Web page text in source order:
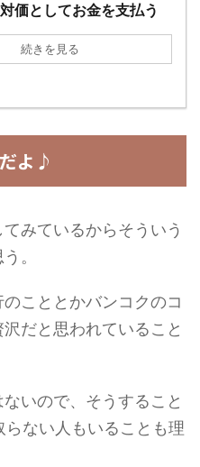
価としてお金を支払う
続きを見る
よ♪
みているからそういう
。
こととかバンコクのコ
だと思われていること
いので、そうすること
ない人もいることも理